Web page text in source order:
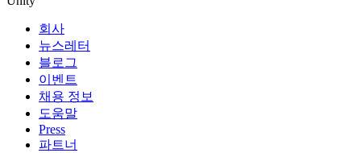
회사
뉴스레터
블로그
이벤트
채용 정보
도움말
Press
파트너